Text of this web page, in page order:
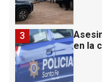
en la
3